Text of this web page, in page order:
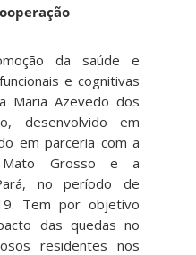
da saúde e
e cognitivas
Maria Azevedo dos
desenvolvido em
em parceria com a
Mato Grosso e a
no período de
Tem por objetivo
das quedas no
residentes nos